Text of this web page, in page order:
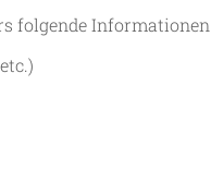
folgende